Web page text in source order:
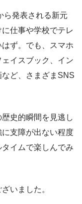
ら発表される新元
仕事や学校でテレ
ず。でも、スマホ
イスブック、イン
ど、さまざまSNS
史的瞬間を見逃し
支障が出ない程度
イムで楽しんでみ
いました。